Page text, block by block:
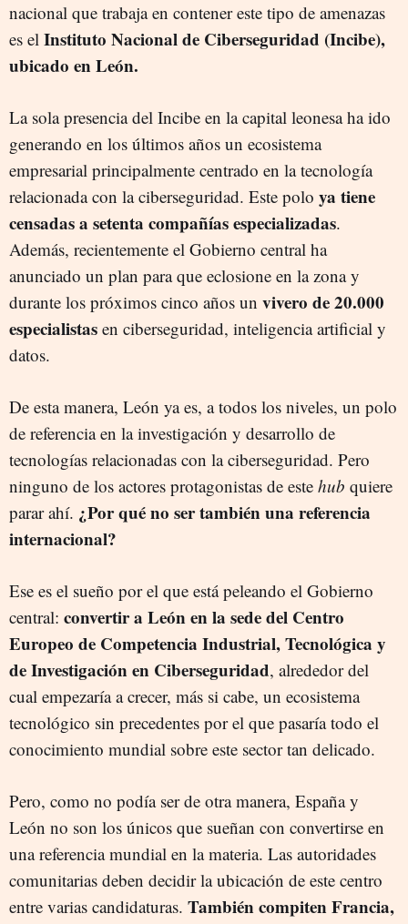
nacional que trabaja en contener este tipo de amenazas
es el Instituto Nacional de Ciberseguridad (Incibe),
ubicado en León.
La sola presencia del Incibe en la capital leonesa ha ido
generando en los últimos años un ecosistema
empresarial principalmente centrado en la tecnología
relacionada con la ciberseguridad. Este polo ya tiene
censadas a setenta compañías especializadas.
Además, recientemente el Gobierno central ha
anunciado un plan para que eclosione en la zona y
durante los próximos cinco años un vivero de 20.000
especialistas en ciberseguridad, inteligencia artificial y
datos.
De esta manera, León ya es, a todos los niveles, un polo
de referencia en la investigación y desarrollo de
tecnologías relacionadas con la ciberseguridad. Pero
ninguno de los actores protagonistas de este hub quiere
parar ahí. ¿Por qué no ser también una referencia
internacional?
Ese es el sueño por el que está peleando el Gobierno
central: convertir a León en la sede del Centro
Europeo de Competencia Industrial, Tecnológica y
de Investigación en Ciberseguridad, alrededor del
cual empezaría a crecer, más si cabe, un ecosistema
tecnológico sin precedentes por el que pasaría todo el
conocimiento mundial sobre este sector tan delicado.
Pero, como no podía ser de otra manera, España y
León no son los únicos que sueñan con convertirse en
una referencia mundial en la materia. Las autoridades
comunitarias deben decidir la ubicación de este centro
entre varias candidaturas. También compiten Francia,